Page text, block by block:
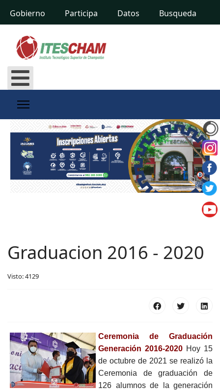
Gobierno Participa Datos Busqueda
Graduacion 2016 - 2020
Visto: 4129
Ceremonia de Graduación
Generación 2016-2020 Hoy 15
de octubre de 2021 se realizó la
Ceremonia de graduación de
126 alumnos de la generación